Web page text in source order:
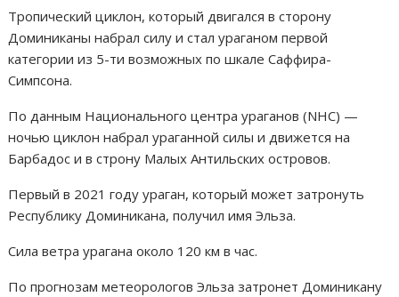
Тропический циклон, который двигался в сторону
Доминиканы набрал силу и стал ураганом первой
категории из 5-ти возможных по шкале Саффира-
Симпсона.
По данным Национального центра ураганов (NHC) —
ночью циклон набрал ураганной силы и движется на
Барбадос и в строну Малых Антильских островов.
Первый в 2021 году ураган, который может затронуть
Республику Доминикана, получил имя Эльза.
Сила ветра урагана около 120 км в час.
По прогнозам метеорологов Эльза затронет Доминикану